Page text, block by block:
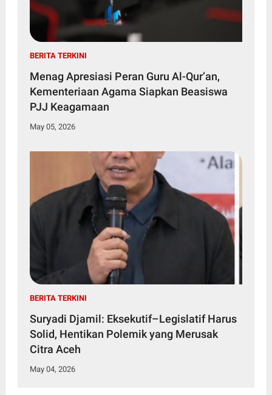
BERITA TERKINI
Menag Apresiasi Peran Guru Al-Qur’an,
Kementeriaan Agama Siapkan Beasiswa
PJJ Keagamaan
May 05, 2026
BERITA TERKINI
Suryadi Djamil: Eksekutif–Legislatif Harus
Solid, Hentikan Polemik yang Merusak
Citra Aceh
May 04, 2026